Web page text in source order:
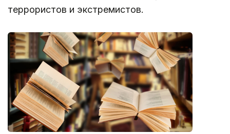
террористов и экстремистов.